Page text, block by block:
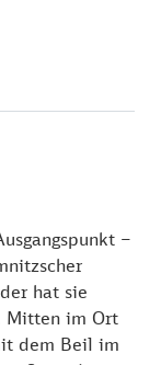
–
hat sie
Mitten im Ort
dem Beil im